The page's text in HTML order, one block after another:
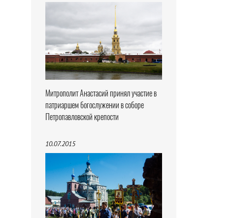
Митрополит Анастасий принял участие в
патриаршем богослужении в соборе
Петропавловской крепости
10.07.2015